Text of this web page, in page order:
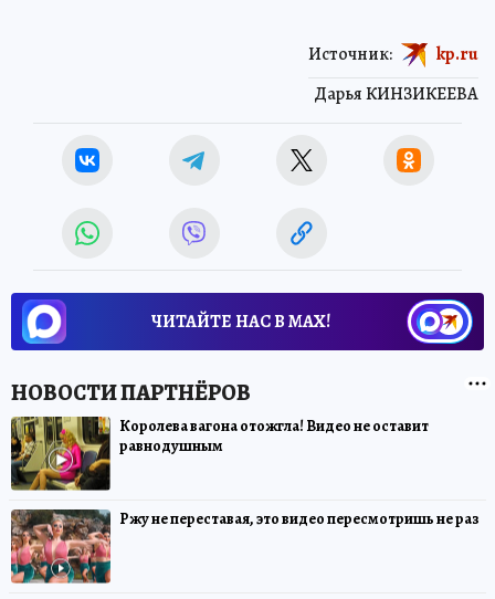
Дарья КИНЗИКЕЕВА
Источник: kp.ru
ЧИТАЙТЕ НАС В МАХ!
Королева вагона отожгла! Видео не оставит
равнодушным
Ржу не переставая, это видео пересмотришь не раз